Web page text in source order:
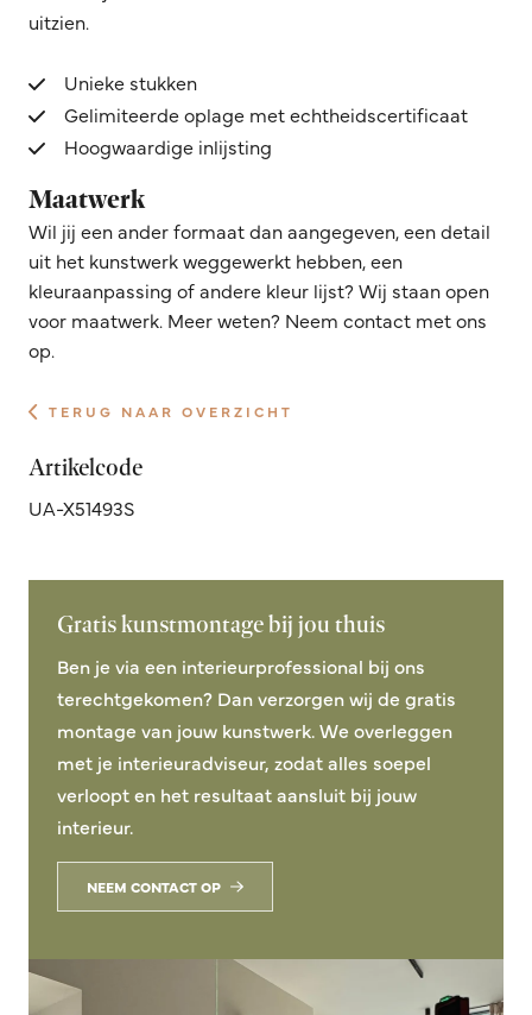
uitzien.
Unieke stukken
Gelimiteerde oplage met echtheidscertificaat
Hoogwaardige inlijsting
Maatwerk
Wil jij een ander formaat dan aangegeven, een detail
uit het kunstwerk weggewerkt hebben, een
kleuraanpassing of andere kleur lijst? Wij staan open
voor maatwerk. Meer weten? Neem contact met ons
op.
TERUG NAAR OVERZICHT
Artikelcode
UA-X51493S
Gratis kunstmontage bij jou thuis
Ben je via een interieurprofessional bij ons
terechtgekomen? Dan verzorgen wij de gratis
montage van jouw kunstwerk. We overleggen
met je interieuradviseur, zodat alles soepel
verloopt en het resultaat aansluit bij jouw
interieur.
NEEM CONTACT OP